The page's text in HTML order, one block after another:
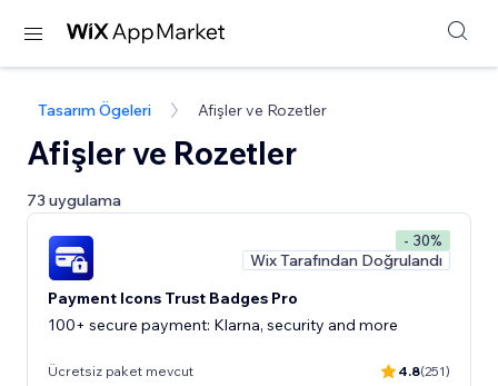
Tasarım Ögeleri Afişler ve Rozetler
Afişler ve Rozetler
73 uygulama
- 30%
Wix Tarafından Doğrulandı
Payment Icons Trust Badges Pro
100+ secure payment: Klarna, security and more
Ücretsiz paket mevcut 4.8(251)